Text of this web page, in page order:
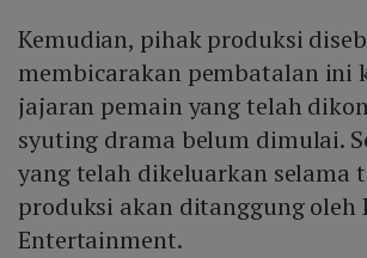
Kemudian, pihak produksi
membicarakan pembatalan ini
jajaran pemain yang telah
syuting drama belum dimulai.
yang telah dikeluarkan selama
produksi akan ditanggung oleh
Entertainment.